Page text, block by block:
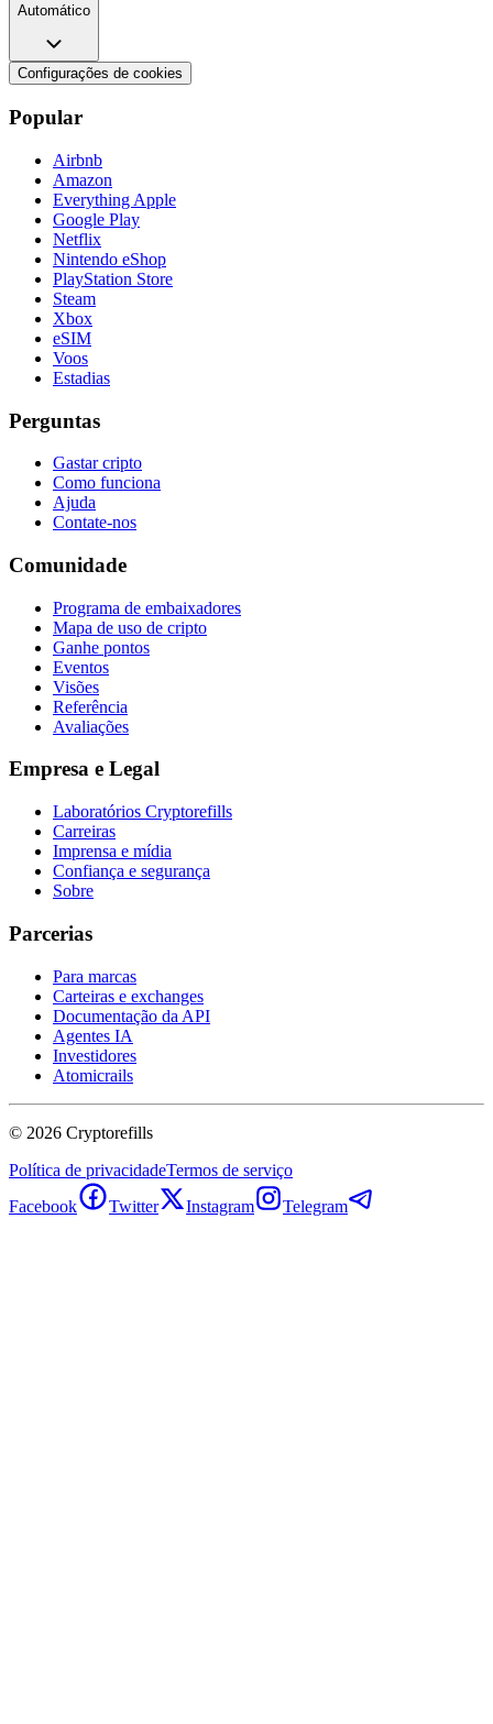
Automático
Configurações de cookies
Popular
Airbnb
Amazon
Everything Apple
Google Play
Netflix
Nintendo eShop
PlayStation Store
Steam
Xbox
eSIM
Voos
Estadias
Perguntas
Gastar cripto
Como funciona
Ajuda
Contate-nos
Comunidade
Programa de embaixadores
Mapa de uso de cripto
Ganhe pontos
Eventos
Visões
Referência
Avaliações
Empresa e Legal
Laboratórios Cryptorefills
Carreiras
Imprensa e mídia
Confiança e segurança
Sobre
Parcerias
Para marcas
Carteiras e exchanges
Documentação da API
Agentes IA
Investidores
Atomicrails
© 2026 Cryptorefills
Política de privacidadeTermos de serviço
Facebook
Twitter Instagram Telegram